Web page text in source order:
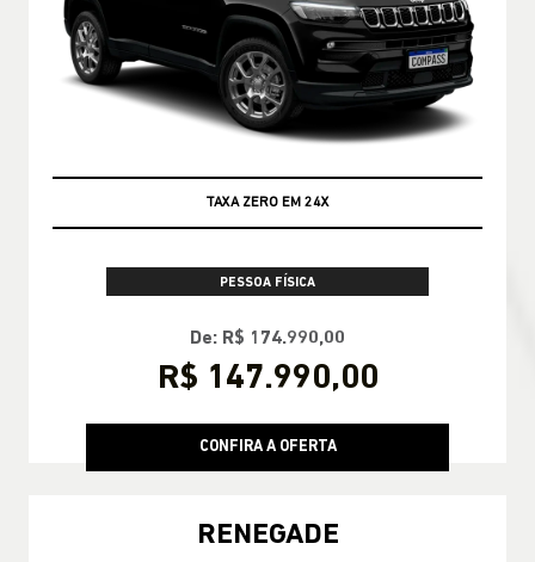
TAXA ZERO EM 24X
PESSOA FÍSICA
De: R$ 174.990,00
R$ 147.990,00
CONFIRA A OFERTA
RENEGADE